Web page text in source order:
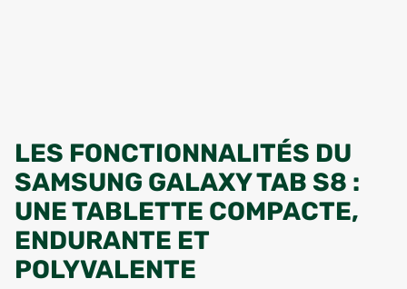
LES FONCTIONNALITÉS DU
SAMSUNG GALAXY TAB S8 :
UNE TABLETTE COMPACTE,
ENDURANTE ET
POLYVALENTE